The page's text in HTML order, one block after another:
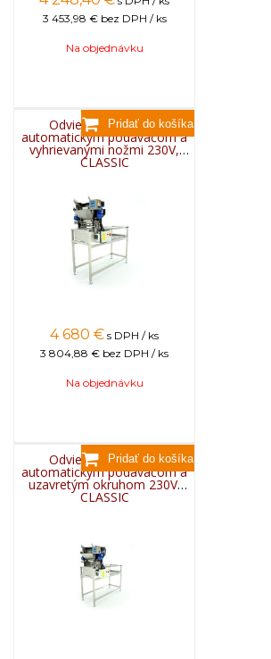
3 453,98 € bez DPH / ks
Na objednávku
Odviečkovací stôl s
automatickým podávačom a
vyhrievanými nožmi 230V,
CLASSIC
4 680 € s DPH / ks
3 804,88 € bez DPH / ks
Na objednávku
Odviečkovací stôl s
automatickým podávačom a
uzavretým okruhom 230V,
CLASSIC